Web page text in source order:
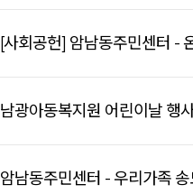
[사회공헌] 암남동주민센터 -
남광아동복지원 어린이날 행
암남동주민센터 - 우리가족